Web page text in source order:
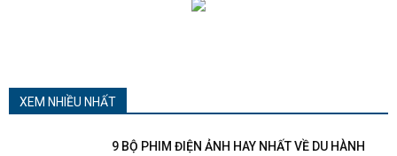
XEM NHIỀU NHẤT
9 BỘ PHIM ĐIỆN ẢNH HAY NHẤT VỀ DU HÀNH